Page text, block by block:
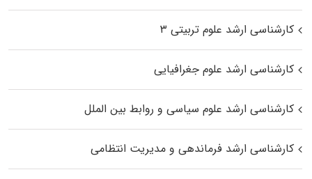
کارشناسی ارشد علوم تربیتی ۳
کارشناسی ارشد علوم جغرافیایی
کارشناسی ارشد علوم سیاسی و روابط بین الملل
کارشناسی ارشد فرماندهی و مدیریت انتظامی